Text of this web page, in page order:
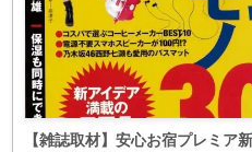
【雑誌取材】安心お宿プレミア